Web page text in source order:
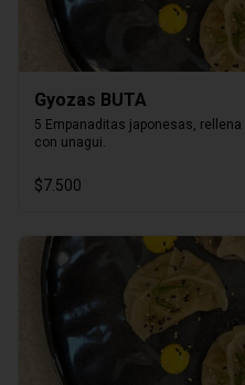
Gyozas BUTA
5 Empanaditas japonesas,
con unagui.
$7.500